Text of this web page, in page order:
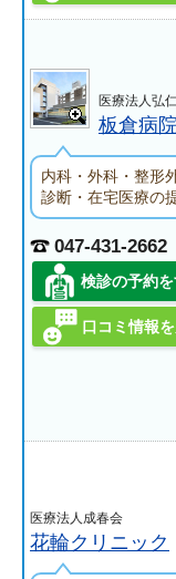
医療法人弘
板倉病
内科・外科・整形
診断・在宅医療の
047-431-2662
検診の予約
口コミ情報
医療法人成春会
花輪クリニック